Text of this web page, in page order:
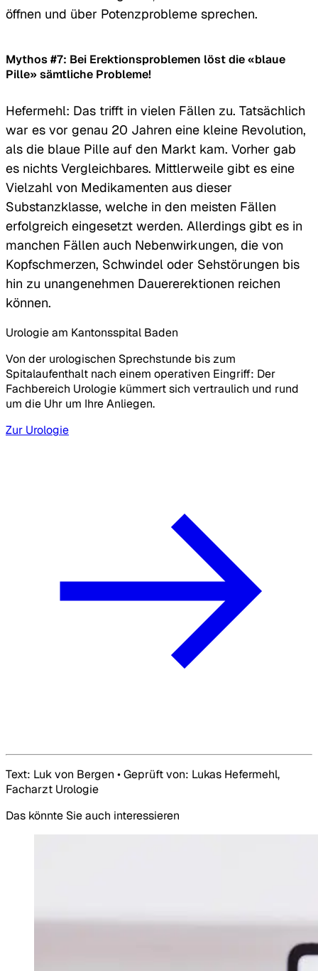
öffnen und über Potenzprobleme sprechen.
Mythos #7: Bei Erektionsproblemen löst die «blaue
Pille» sämtliche Probleme!
Hefermehl: Das trifft in vielen Fällen zu. Tatsächlich
war es vor genau 20 Jahren eine kleine Revolution,
als die blaue Pille auf den Markt kam. Vorher gab
es nichts Vergleichbares. Mittlerweile gibt es eine
Vielzahl von Medikamenten aus dieser
Substanzklasse, welche in den meisten Fällen
erfolgreich eingesetzt werden. Allerdings gibt es in
manchen Fällen auch Nebenwirkungen, die von
Kopfschmerzen, Schwindel oder Sehstörungen bis
hin zu unangenehmen Dauererektionen reichen
können.
Urologie am Kantonsspital Baden
Von der urologischen Sprechstunde bis zum
Spitalaufenthalt nach einem operativen Eingriff: Der
Fachbereich Urologie kümmert sich vertraulich und rund
um die Uhr um Ihre Anliegen.
Zur Urologie
Text: Luk von Bergen • Geprüft von: Lukas Hefermehl,
Facharzt Urologie
Das könnte Sie auch interessieren